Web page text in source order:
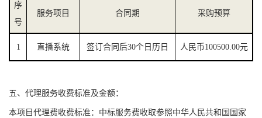
序
号
服务项目 合同期 采购预算
1 直播系统 签订合同后30个日历日 人民币100500.00元
五、代理服务收费标准及金额：
本项目代理费收费标准： 中标服务费收取参照中华人民共和国国家